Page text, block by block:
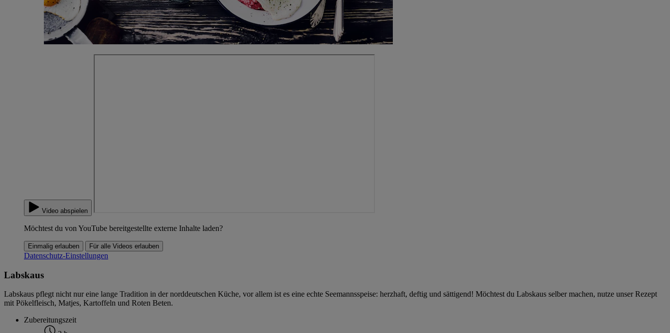
Video abspielen
Möchtest du von YouTube bereitgestellte externe Inhalte laden?
Einmalig erlauben Für alle Videos erlauben
Datenschutz-Einstellungen
Labskaus
Labskaus pflegt nicht nur eine lange Tradition in der norddeutschen Küche, vor allem ist es eine echte Seemannsspeise: herzhaft, deftig und sättigend! Möchtest du Labskaus selber machen, nutze unser Rezept
mit Pökelfleisch, Matjes, Kartoffeln und Roten Beten.
Zubereitungszeit